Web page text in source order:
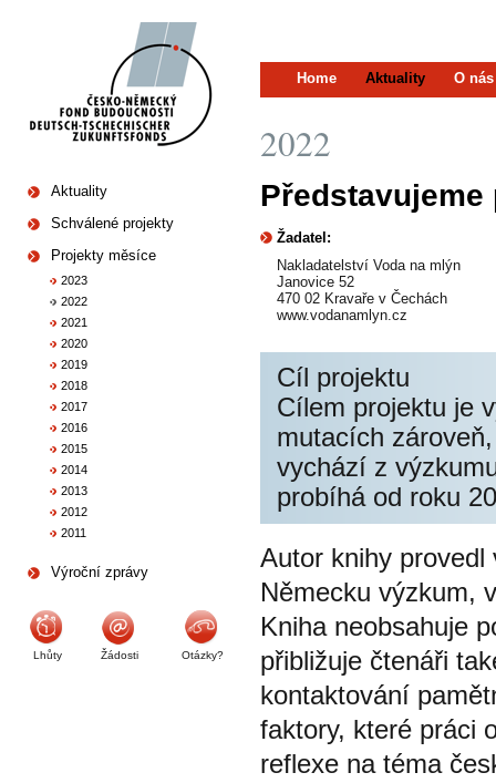
Home Aktuality O nás
Aktuality
Schválené projekty
Projekty měsíce
2023
2022
2021
2020
2019
2018
2017
2016
2015
2014
2013
2012
2011
Výroční zprávy
Lhůty Žádosti Otázky?
2022
Žadatel:
Nakladatelství Voda na mlýn
Janovice 52
470 02 Kravaře v Čechách
www.vodanamlyn.cz
Cíl projektu
Cílem projektu je
mutacích
vychází z
probíhá od roku
Autor knihy provedl
Německu výzkum,
Kniha neobsahuje
přibližuje čtenáři
kontaktování
faktory, které práci
reflexe na téma